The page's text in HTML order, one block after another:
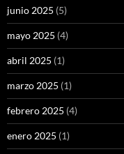
junio 2025 (5)
mayo 2025 (4)
abril 2025 (1)
marzo 2025 (1)
febrero 2025 (4)
enero 2025 (1)